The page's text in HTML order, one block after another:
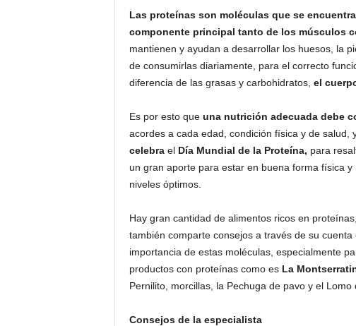
Las proteínas son moléculas que se
componente principal tanto de los músculos
mantienen y ayudan a desarrollar los huesos, la
de consumirlas diariamente, para el correcto
diferencia de las grasas y carbohidratos, el
Es por esto que una nutrición adecuada debe
acordes a cada edad, condición física y de salud,
celebra el Día Mundial de la Proteína, para
un gran aporte para estar en buena forma física
niveles óptimos.
Hay gran cantidad de alimentos ricos en
también comparte consejos a través de su cuenta
importancia de estas moléculas, especialmente
productos con proteínas como es La
Pernilito, morcillas, la Pechuga de pavo y el
Consejos de la especialista